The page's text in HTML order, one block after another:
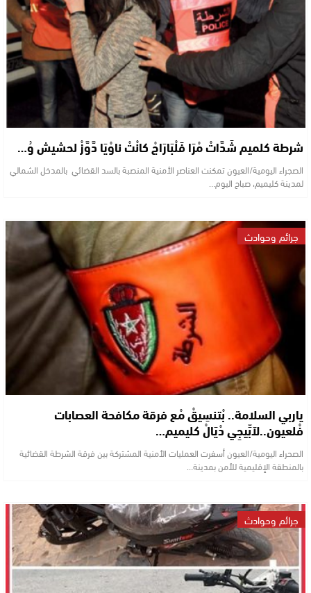
شرطة كلميم شَدَّاتْ مْرَا فَلْبَارَاجْ كانْتْ ناوْيَا دَّوَّزْ لحشيش وُ…
الصجراء اليومية/العيون تمكنت العناصر الأمنية المنصبة بالسد القضائي بالمدخل الشمالي
لمدينة كليميم، صباح اليوم…
جرائم وحوادث
ياربي السلامة.. بْتنسِيقْ مْع فرقة مكافحة العصابات
فْلعيون..لاَبِّيجِي دْيَالْ كليميم…
الصحراء اليومية/العيون أسفرت العمليات الأمنية المشتركة بين فرقة الشرطة القضائية
بالمنطقة الإقليمية للأمن بمدينة…
جرائم وحوادث